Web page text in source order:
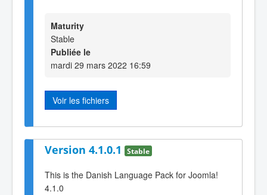
Maturity
Stable
Publiée le
mardi 29 mars 2022 16:59
Voir les fichiers
Version 4.1.0.1 Stable
This is the Danish Language Pack for Joomla!
4.1.0